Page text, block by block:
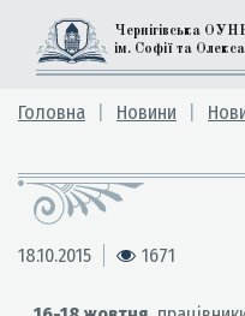
Чернігівська
ім. Софії та
Головна Новини
18.10.2015 1671